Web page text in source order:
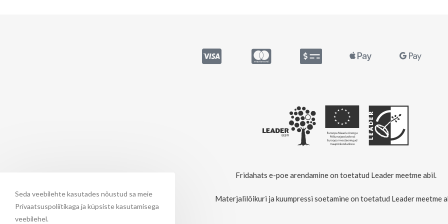
Fridahats e-poe arendamine on toetatud Leader meetme abil.
Materjalilõikuri ja kuumpressi soetamine on toetatud Leader meetme
Seda veebilehte kasutades nõustud sa meie
Privaatsuspoliitikaga ja küpsiste kasutamisega
veebilehel.